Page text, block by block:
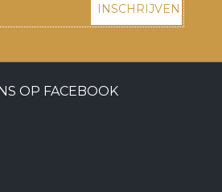
INSCHRIJVEN
OP FACEBOOK